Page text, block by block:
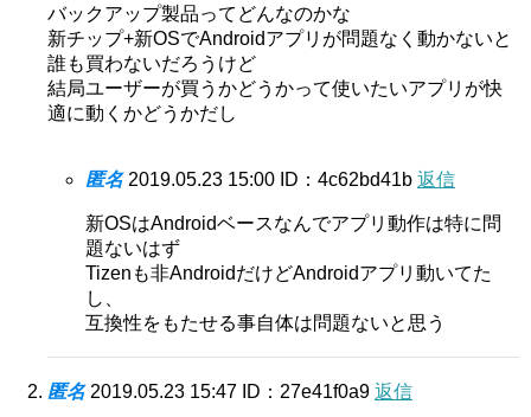
バックアップ製品ってどんなのかな
新チップ+新OSでAndroidアプリが問題なく動かないと
誰も買わないだろうけど
結局ユーザーが買うかどうかって使いたいアプリが快
適に動くかどうかだし
匿名 2019.05.23 15:00 ID：4c62bd41b 返信
新OSはAndroidベースなんでアプリ動作は特に問
題ないはず
Tizenも非AndroidだけどAndroidアプリ動いてた
し、
互換性をもたせる事自体は問題ないと思う
匿名 2019.05.23 15:47 ID：27e41f0a9 返信